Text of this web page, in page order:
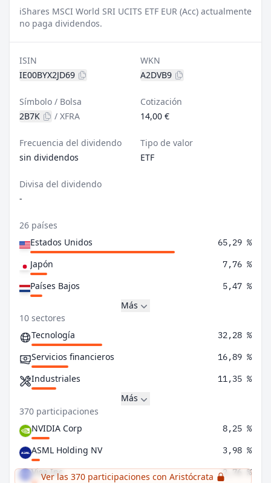
iShares MSCI World SRI UCITS ETF EUR (Acc) actualmente
no paga dividendos.
ISIN
IE00BYX2JD69
WKN
A2DVB9
Símbolo / Bolsa
2B7K
/ XFRA
Cotización
14,00 €
Frecuencia del dividendo
sin dividendos
Tipo de valor
ETF
Divisa del dividendo
-
26 países
Estados Unidos
65,29 %
Japón 7,76 %
Países Bajos 5,47 %
Más
10 sectores
Tecnología
32,28 %
Servicios financieros 16,89 %
Industriales 11,35 %
Más
370 participaciones
NVIDIA Corp
8,25 %
ASML Holding NV 3,98 %
Visa Inc 2,76 %
Ver las 370 participaciones con Aristócrata